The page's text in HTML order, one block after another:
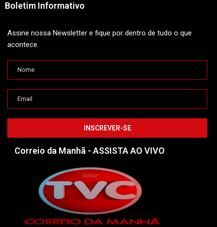
Boletim Informativo
Assine nossa Newsletter e fique por dentro de tudo o que
acontece.
Correio da Manhã - ASSISTA AO VIVO